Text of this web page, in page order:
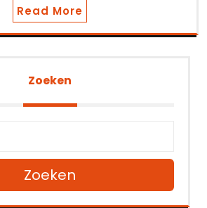
Read More
Zoeken
Zoeken